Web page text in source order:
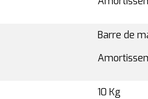
Barre de
10 Kg